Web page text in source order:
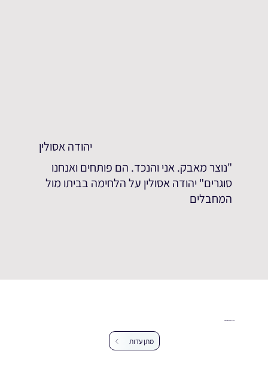
יהודה אסולין
"נוצר מאבק. אני והנכד. הם פותחים ואנחנו
סוגרים" יהודה אסולין על הלחימה בביתו מול
המחבלים
מתן עדות